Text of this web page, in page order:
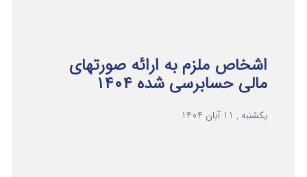
اشخاص ملزم به ارائه صورتهای
مالی حسابرسی شده ۱۴۰۴
یکشنبه , 11 آبان 1404